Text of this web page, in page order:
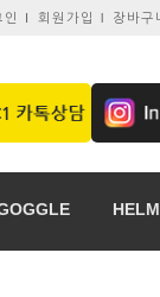
인 I 회원가입 l 장바구